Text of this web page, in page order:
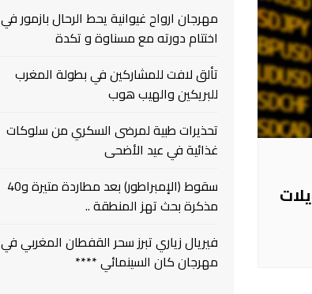
مهرجان ارواح غيوانية يحط الرحال بازمور في
اختتام دورته مع مسناوة و تكدة
تألق لافت للمشاركين في بطولة المغرب
للبريكين والهيب هوب
تحذيرات طبية لمرضى السكري من سلوكات
غذائية في عيد الأضحى
سقوط (الإمبراطور) بعد مطاردة متيرة و40
مذكرة بحث تهز المنطقة ..
فيريال زياري تبرز سحر القفطان المغربي في
مهرجان كان السينمائي ****